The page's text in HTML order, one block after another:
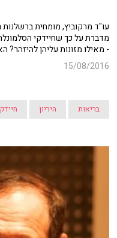
עו"ד מרקוביץ, מומחית ברשלנות
מדברת על כך שחיידקי
- מאילו מזונות עליהן להיזהר?
15/08/2016
בריאות היריון